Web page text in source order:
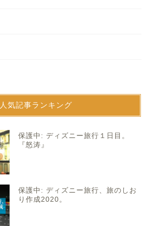
人気記事ランキング
保護中: ディズニー旅行１日目。
『怒涛』
保護中: ディズニー旅行、旅のしお
り作成2020。